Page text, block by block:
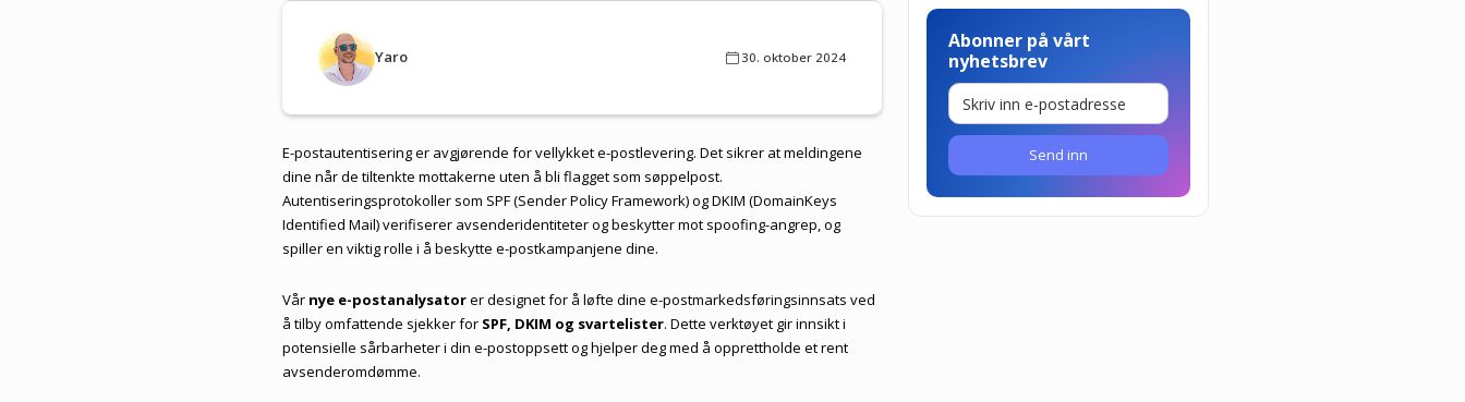
Yaro 30. oktober 2024
E-postautentisering er avgjørende for vellykket e-postlevering. Det sikrer at meldingene
dine når de tiltenkte mottakerne uten å bli flagget som søppelpost.
Autentiseringsprotokoller som SPF (Sender Policy Framework) og DKIM (DomainKeys
Identified Mail) verifiserer avsenderidentiteter og beskytter mot spoofing-angrep, og
spiller en viktig rolle i å beskytte e-postkampanjene dine.
Vår nye e-postanalysatorer designet for å løfte dine e-postmarkedsføringsinnsats ved
å tilby omfattende sjekker for SPF, DKIM og svartelister. Dette verktøyet gir innsikt i
potensielle sårbarheter i din e-postoppsett og hjelper deg med å opprettholde et rent
avsenderomdømme.
Abonner på vårt
nyhetsbrev
Send inn